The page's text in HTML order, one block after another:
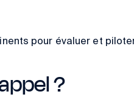
pour évaluer et
?